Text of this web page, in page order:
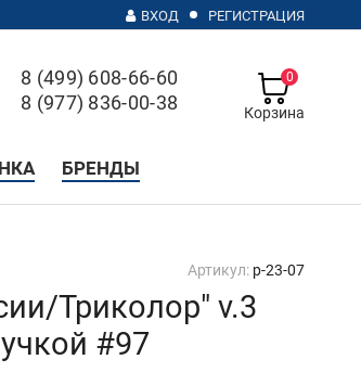
ВХОД РЕГИСТРАЦИЯ
8 (499) 608-66-60
8 (977) 836-00-38
Корзина
0
БРЕНДЫ
Артикул: p-23-07
Триколор" v.3
#97